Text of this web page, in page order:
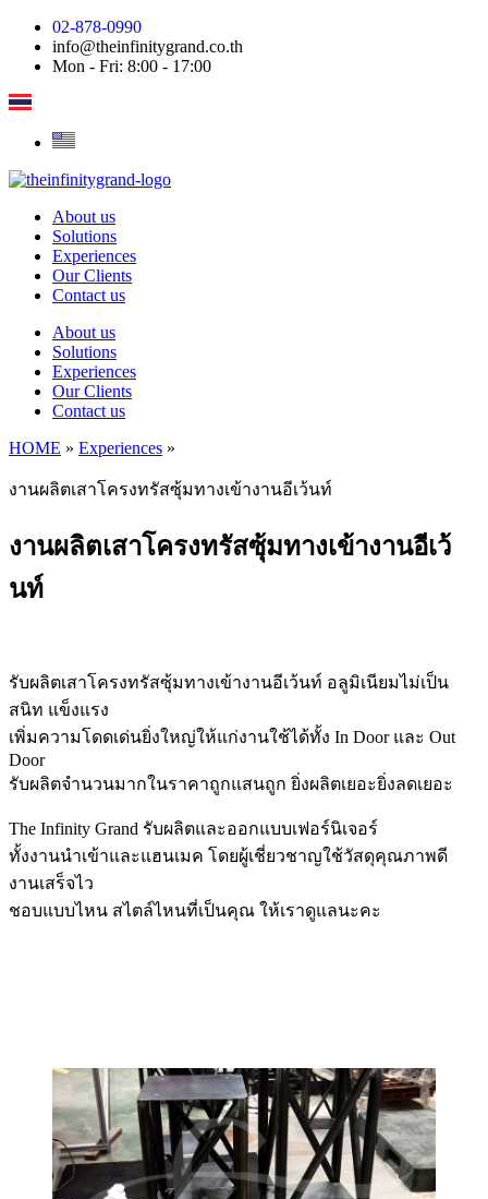
Skip
content
02-878-0990
info@theinfinitygrand.co.th
Mon - Fri: 8:00 - 17:00
About us
Solutions
Experiences
Our Clients
Contact us
About us
Solutions
Experiences
Our Clients
Contact us
HOME » Experiences »
งานผลิตเสาโครงทรัสซุ้มทางเข้างานอีเว้นท์
งานผลิตเสาโครงทรัสซุ้มทางเข้างานอีเว้
นท์
รับผลิตเสาโครงทรัสซุ้มทางเข้างานอีเว้นท์ อลูมิเนียมไม่เป็น
สนิท แข็งแรง
เพิ่มความโดดเด่นยิ่งใหญ่ให้แก่งานใช้ได้ทั้ง In Door และ Out
Door
รับผลิตจำนวนมากในราคาถูกแสนถูก ยิ่งผลิตเยอะยิ่งลดเยอะ
The Infinity Grand รับผลิตและออกแบบเฟอร์นิเจอร์
ทั้งงานนำเข้าและแฮนเมค โดยผู้เชี่ยวชาญใช้วัสดุคุณภาพดี
งานเสร็จไว
ชอบแบบไหน สไตล์ไหนที่เป็นคุณ ให้เราดูแลนะคะ